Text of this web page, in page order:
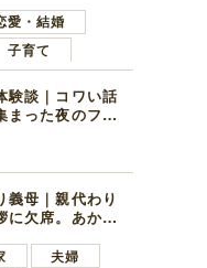
愛・結婚
子育て
験談｜コワい話
まった夜のファ
義母｜親代わり
に欠席。あから
夫婦